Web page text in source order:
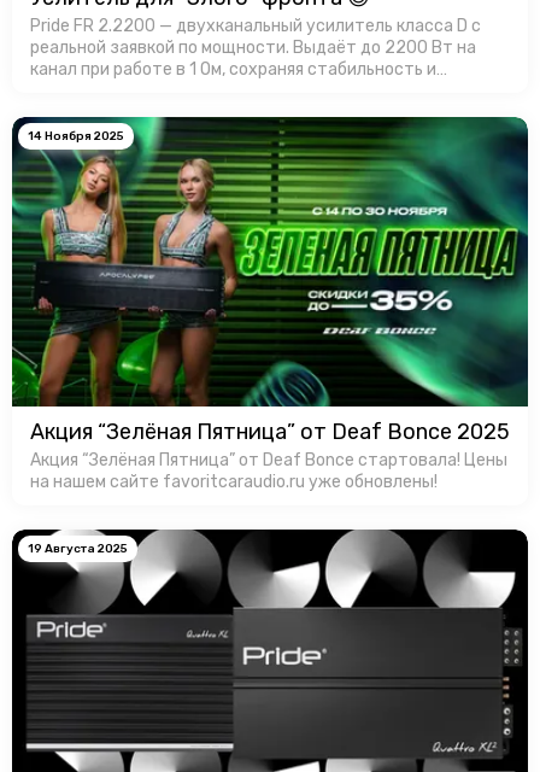
Pride FR 2.2200 — двухканальный усилитель класса D с
реальной заявкой по мощности. Выдаёт до 2200 Вт на
канал при работе в 1 Ом, сохраняя стабильность и
теплоотвод, а продуманная …
14 Ноября 2025
Акция “Зелёная Пятница” от Deaf Bonce 2025
Акция “Зелёная Пятница” от Deaf Bonce стартовала! Цены
на нашем сайте favoritcaraudio.ru уже обновлены!
19 Августа 2025